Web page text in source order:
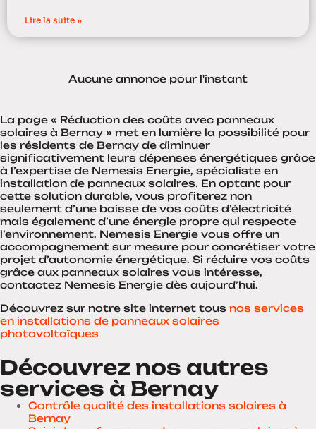
Lire la suite »
Aucune annonce pour l'instant
La page « Réduction des coûts avec panneaux
solaires à Bernay » met en lumière la possibilité pour
les résidents de Bernay de diminuer
significativement leurs dépenses énergétiques grâce
à l’expertise de Nemesis Energie, spécialiste en
installation de panneaux solaires. En optant pour
cette solution durable, vous profiterez non
seulement d’une baisse de vos coûts d’électricité
mais également d’une énergie propre qui respecte
l’environnement. Nemesis Energie vous offre un
accompagnement sur mesure pour concrétiser votre
projet d’autonomie énergétique. Si réduire vos coûts
grâce aux panneaux solaires vous intéresse,
contactez Nemesis Energie dès aujourd’hui.
Découvrez sur notre site internet tous nos services
en installations de panneaux solaires
photovoltaïques
Découvrez nos autres
services à Bernay
Contrôle qualité des installations solaires à
Bernay